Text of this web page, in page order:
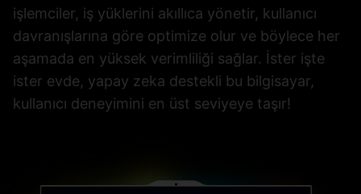
işlemciler, iş yüklerini akıllıca yönetir, kullanıcı
davranışlarına göre optimize olur ve böylece her
aşamada en yüksek verimliliği sağlar. İster işte
ister evde, yapay zeka destekli bu bilgisayar,
kullanıcı deneyimini en üst seviyeye taşır!